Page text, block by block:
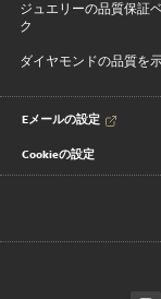
ジュエリーの品質保証
ク
ダイヤモンドの品質を
Eメールの設定
Cookieの設定